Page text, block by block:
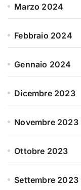
Marzo 2024
Febbraio 2024
Gennaio 2024
Dicembre 2023
Novembre 2023
Ottobre 2023
Settembre 2023